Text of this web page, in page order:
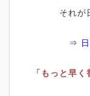
それが
⇒ 日
「もっと早